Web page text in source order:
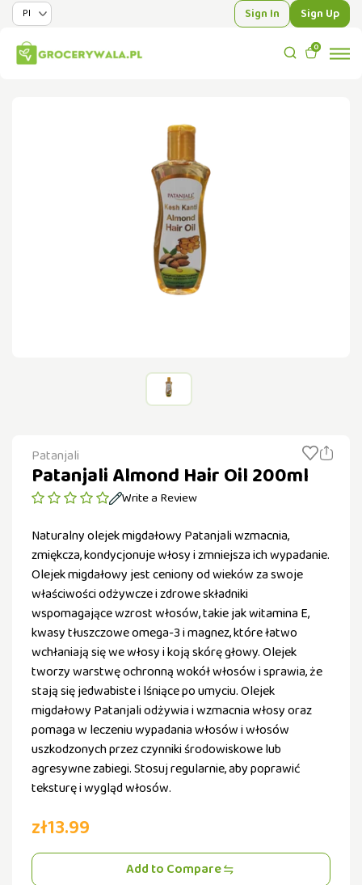
Sign In Sign Up
0
Patanjali
Patanjali Almond Hair Oil 200ml
Write a Review
Naturalny olejek migdałowy Patanjali wzmacnia,
zmiękcza, kondycjonuje włosy i zmniejsza ich wypadanie.
Olejek migdałowy jest ceniony od wieków za swoje
właściwości odżywcze i zdrowe składniki
wspomagające wzrost włosów, takie jak witamina E,
kwasy tłuszczowe omega-3 i magnez, które łatwo
wchłaniają się we włosy i koją skórę głowy. Olejek
tworzy warstwę ochronną wokół włosów i sprawia, że ​​
stają się jedwabiste i lśniące po umyciu. Olejek
migdałowy Patanjali odżywia i wzmacnia włosy oraz
pomaga w leczeniu wypadania włosów i włosów
uszkodzonych przez czynniki środowiskowe lub
agresywne zabiegi. Stosuj regularnie, aby poprawić
teksturę i wygląd włosów.
zł13.99
Add to Compare